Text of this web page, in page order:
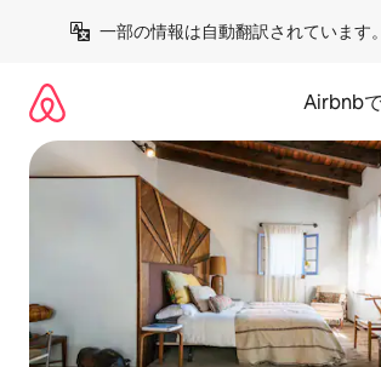
一部の情報は自動翻訳されています。
Airbnb